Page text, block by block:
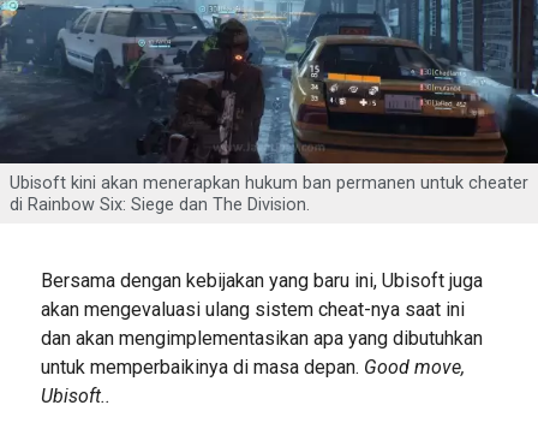
Ubisoft kini akan menerapkan hukum ban permanen untuk cheater
di Rainbow Six: Siege dan The Division.
Bersama dengan kebijakan yang baru ini, Ubisoft juga
akan mengevaluasi ulang sistem cheat-nya saat ini
dan akan mengimplementasikan apa yang dibutuhkan
untuk memperbaikinya di masa depan. Good move,
Ubisoft..